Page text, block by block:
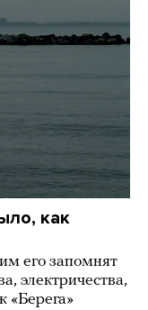
как
его запомнят
электричества,
«Берега»